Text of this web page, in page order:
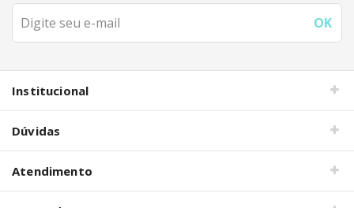
Institucional
Dúvidas
Atendimento